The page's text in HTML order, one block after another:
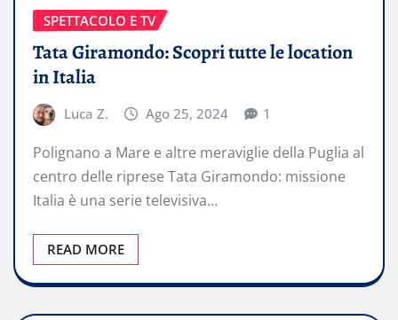
SPETTACOLO E TV
Tata Giramondo: Scopri tutte le location
in Italia
Luca Z. Ago 25, 2024 1
Polignano a Mare e altre meraviglie della Puglia al
centro delle riprese Tata Giramondo: missione
Italia è una serie televisiva…
READ MORE